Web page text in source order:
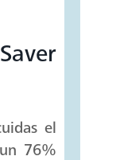
el
76%